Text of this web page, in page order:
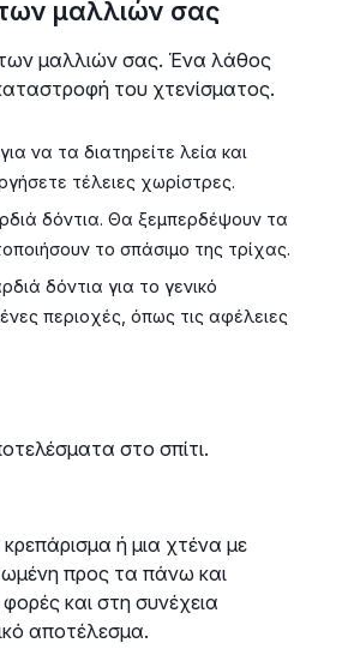
μαλλιών σας
των μαλλιών σας. Ένα λάθος
του χτενίσματος.
να τα διατηρείτε λεία και
τέλειες χωρίστρες.
δόντια. Θα ξεμπερδέψουν τα
το σπάσιμο της τρίχας.
δόντια για το γενικό
περιοχές, όπως τις αφέλειες
στο σπίτι.
ή μια χτένα με
προς τα πάνω και
και στη συνέχεια
αποτέλεσμα.